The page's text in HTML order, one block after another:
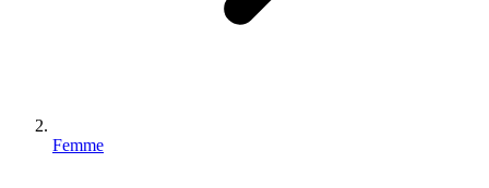
Femme